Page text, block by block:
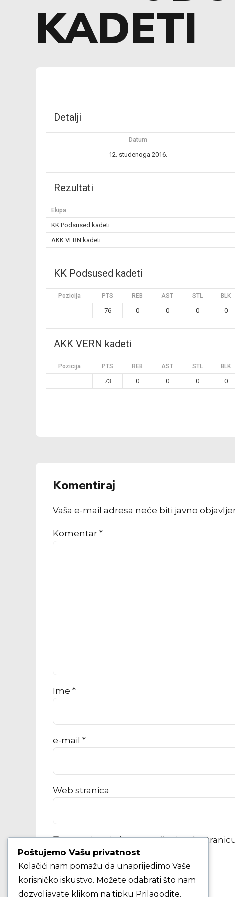
KADETI
Detalji
Datum
12. studenoga 2016.
Rezultati
Ekipa
KK Podsused kadeti
AKK VERN kadeti
KK Podsused kadeti
Pozicija PTS REB AST STL BLK
76 0 0 0 0
AKK VERN kadeti
Pozicija PTS REB AST STL BLK
73 0 0 0 0
Komentiraj
Vaša e-mail adresa neće biti javno
Komentar *
Ime *
e-mail *
Web stranica
Spremi moje ime, e-poštu i web-
KOMENTAR ČLANKA
Poštujemo Vašu privatnost
Kolačići nam pomažu da unaprijedimo Vaše
korisničko iskustvo. Možete odabrati što nam
dozvoljavate klikom na tipku Prilagodite.